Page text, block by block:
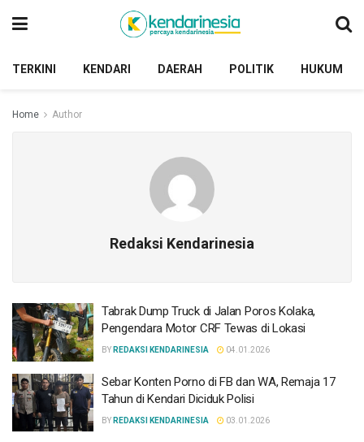
TERKINI KENDARI DAERAH POLITIK HUKUM
Home Author
Redaksi Kendarinesia
Tabrak Dump Truck di Jalan Poros Kolaka,
Pengendara Motor CRF Tewas di Lokasi
BY REDAKSI KENDARINESIA 04.01.2026
Sebar Konten Porno di FB dan WA, Remaja 17
Tahun di Kendari Diciduk Polisi
BY REDAKSI KENDARINESIA 03.01.2026